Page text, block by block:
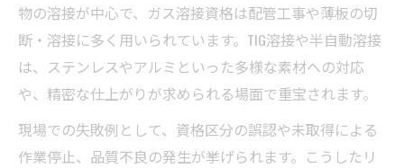
物の溶接が中心で、ガス溶接資格は配管工事や薄板の切
断・溶接に多く用いられています。TIG溶接や半自動溶接
は、ステンレスやアルミといった多様な素材への対応
や、精密な仕上がりが求められる場面で重宝されます。
現場での失敗例として、資格区分の誤認や未取得による
作業停止、品質不良の発生が挙げられます。こうしたリ